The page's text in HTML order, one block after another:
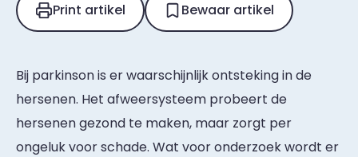
Print artikel Bewaar artikel
Bij parkinson is er waarschijnlijk ontsteking in de
hersenen. Het afweersysteem probeert de
hersenen gezond te maken, maar zorgt per
ongeluk voor schade. Wat voor onderzoek wordt er